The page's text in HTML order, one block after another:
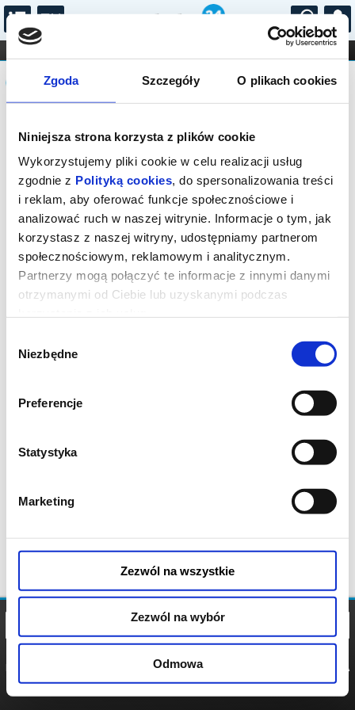
Zgoda Szczegóły O plikach cookies
Niniejsza strona korzysta z plików cookie
Wykorzystujemy pliki cookie w celu realizacji usług
zgodnie z Polityką cookies, do spersonalizowania treści
i reklam, aby oferować funkcje społecznościowe i
analizować ruch w naszej witrynie. Informacje o tym, jak
korzystasz z naszej witryny, udostępniamy partnerom
społecznościowym, reklamowym i analitycznym.
Partnerzy mogą połączyć te informacje z innymi danymi
otrzymanymi od Ciebie lub uzyskanymi podczas
zgody
Niezbędne
Preferencje
Statystyka
Marketing
Zezwól na wszystkie
Zezwól na wybór
Odmowa
...
FILHARMONIA OPERA I BALET
STAND-UP
DLA DZIECI
Komunikat
Sprzedaż biletów na niniejsze
wydarzenie została zakończona. Zapytaj
w Kasie instytucji o dostępność biletów
na wydarzenie.
POLITYKA
POLITYKA